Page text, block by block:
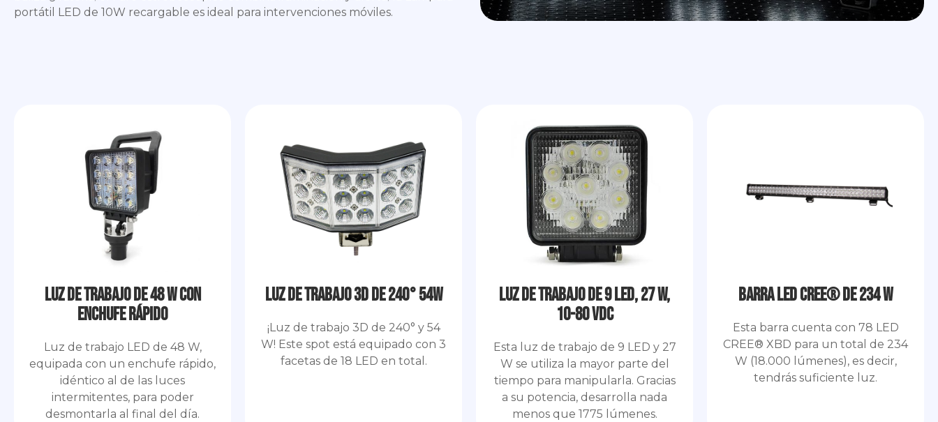
portátil LED de 10W recargable es ideal para intervenciones móviles.
Luz de trabajo de 48 W con
enchufe rápido
Luz de trabajo LED de 48 W,
equipada con un enchufe rápido,
idéntico al de las luces
intermitentes, para poder
desmontarla al final del día.
Luz de trabajo 3D de 240° 54W
¡Luz de trabajo 3D de 240° y 54
W! Este spot está equipado con 3
facetas de 18 LED en total.
Luz de trabajo de 9 LED, 27 W,
10-80 VDC
Esta luz de trabajo de 9 LED y 27
W se utiliza la mayor parte del
tiempo para manipularla. Gracias
a su potencia, desarrolla nada
menos que 1775 lúmenes.
Barra LED CREE® de 234 W
Esta barra cuenta con 78 LED
CREE® XBD para un total de 234
W (18.000 lúmenes), es decir,
tendrás suficiente luz.